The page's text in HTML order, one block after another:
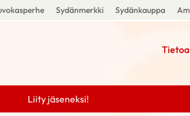
Sydänmerkki Sydänkauppa
Tietoa
Liity jäseneksi!